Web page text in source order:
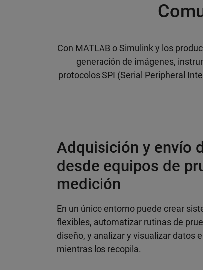
Con MATLAB o Simulink y los
generación de imágenes,
protocolos SPI (Serial Peripheral
Adquisición y envío
desde equipos de
medición
En un único entorno puede crear
flexibles, automatizar rutinas de
diseño, y analizar y visualizar datos
mientras los recopila.